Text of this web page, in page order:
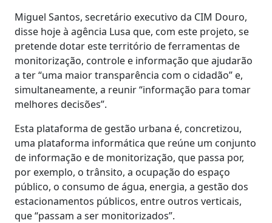
Miguel Santos, secretário executivo da CIM Douro,
disse hoje à agência Lusa que, com este projeto, se
pretende dotar este território de ferramentas de
monitorização, controle e informação que ajudarão
a ter “uma maior transparência com o cidadão” e,
simultaneamente, a reunir “informação para tomar
melhores decisões”.
Esta plataforma de gestão urbana é, concretizou,
uma plataforma informática que reúne um conjunto
de informação e de monitorização, que passa por,
por exemplo, o trânsito, a ocupação do espaço
público, o consumo de água, energia, a gestão dos
estacionamentos públicos, entre outros verticais,
que “passam a ser monitorizados”.